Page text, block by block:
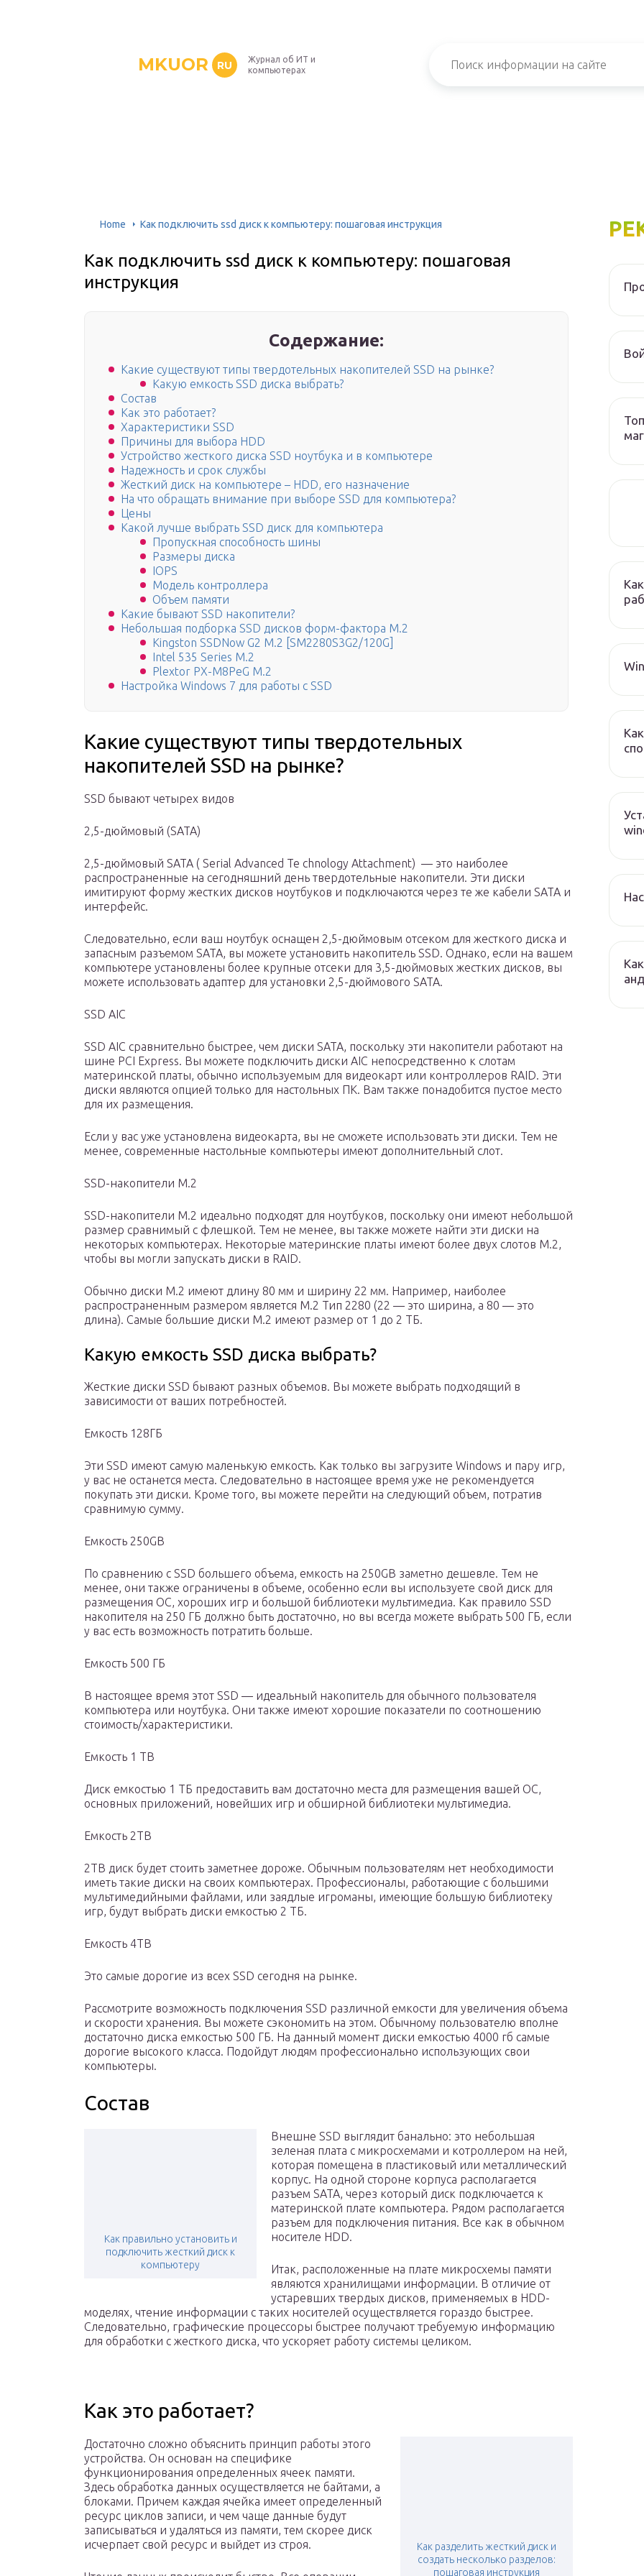
MKUOR RU
Журнал об ИТ и
компьютерах
Home Как подключить ssd диск к компьютеру: пошаговая инструкция
Как подключить ssd диск к компьютеру: пошаговая
инструкция
Содержание:
Какие существуют типы твердотельных накопителей SSD на рынке?
Какую емкость SSD диска выбрать?
Состав
Как это работает?
Характеристики SSD
Причины для выбора HDD
Устройство жесткого диска SSD ноутбука и в компьютере
Надежность и срок службы
Жесткий диск на компьютере – HDD, его назначение
На что обращать внимание при выборе SSD для компьютера?
Цены
Какой лучше выбрать SSD диск для компьютера
Пропускная способность шины
Размеры диска
IOPS
Модель контроллера
Объем памяти
Какие бывают SSD накопители?
Небольшая подборка SSD дисков форм-фактора М.2
Kingston SSDNow G2 M.2 [SM2280S3G2/120G]
Intel 535 Series M.2
Plextor PX-M8PeG M.2
Настройка Windows 7 для работы с SSD
Какие существуют типы твердотельных
накопителей SSD на рынке?
SSD бывают четырех видов
2,5-дюймовый (SATA)
2,5-дюймовый SATA ( Serial Advanced Te chnology Attachment) — это наиболее
распространенные на сегодняшний день твердотельные накопители. Эти диски
имитируют форму жестких дисков ноутбуков и подключаются через те же кабели SATA и
интерфейс.
Следовательно, если ваш ноутбук оснащен 2,5-дюймовым отсеком для жесткого диска и
запасным разъемом SATA, вы можете установить накопитель SSD. Однако, если на вашем
компьютере установлены более крупные отсеки для 3,5-дюймовых жестких дисков, вы
можете использовать адаптер для установки 2,5-дюймового SATA.
SSD AIC
SSD AIC сравнительно быстрее, чем диски SATA, поскольку эти накопители работают на
шине PCI Express. Вы можете подключить диски AIC непосредственно к слотам
материнской платы, обычно используемым для видеокарт или контроллеров RAID. Эти
диски являются опцией только для настольных ПК. Вам также понадобится пустое место
для их размещения.
Если у вас уже установлена ​​видеокарта, вы не сможете использовать эти диски. Тем не
менее, современные настольные компьютеры имеют дополнительный слот.
SSD-накопители M.2
SSD-накопители M.2 идеально подходят для ноутбуков, поскольку они имеют небольшой
размер сравнимый с флешкой. Тем не менее, вы также можете найти эти диски на
некоторых компьютерах. Некоторые материнские платы имеют более двух слотов M.2,
чтобы вы могли запускать диски в RAID.
Обычно диски M.2 имеют длину 80 мм и ширину 22 мм. Например, наиболее
распространенным размером является M.2 Тип 2280 (22 — это ширина, а 80 — это
длина). Самые большие диски M.2 имеют размер от 1 до 2 ТБ.
Какую емкость SSD диска выбрать?
Жесткие диски SSD бывают разных объемов. Вы можете выбрать подходящий в
зависимости от ваших потребностей.
Емкость 128ГБ
Эти SSD имеют самую маленькую емкость. Как только вы загрузите Windows и пару игр,
у вас не останется места. Следовательно в настоящее время уже не рекомендуется
покупать эти диски. Кроме того, вы можете перейти на следующий объем, потратив
сравнимую сумму.
Емкость 250GB
По сравнению с SSD большего объема, емкость на 250GB заметно дешевле. Тем не
менее, они также ограничены в объеме, особенно если вы используете свой диск для
размещения ОС, хороших игр и большой библиотеки мультимедиа. Как правило SSD
накопителя на 250 ГБ должно быть достаточно, но вы всегда можете выбрать 500 ГБ, если
у вас есть возможность потратить больше.
Емкость 500 ГБ
В настоящее время этот SSD — идеальный накопитель для обычного пользователя
компьютера или ноутбука. Они также имеют хорошие показатели по соотношению
стоимость/характеристики.
Емкость 1 ТВ
Диск емкостью 1 ТБ предоставить вам достаточно места для размещения вашей ОС,
основных приложений, новейших игр и обширной библиотеки мультимедиа.
Емкость 2TB
2TB диск будет стоить заметнее дороже. Обычным пользователям нет необходимости
иметь такие диски на своих компьютерах. Профессионалы, работающие с большими
мультимедийными файлами, или заядлые игроманы, имеющие большую библиотеку
игр, будут выбрать диски емкостью 2 ТБ.
Емкость 4TB
Это самые дорогие из всех SSD сегодня на рынке.
Рассмотрите возможность подключения SSD различной емкости для увеличения объема
и скорости хранения. Вы можете сэкономить на этом. Обычному пользователю вполне
достаточно диска емкостью 500 ГБ. На данный момент диски емкостью 4000 гб самые
дорогие высокого класса. Подойдут людям профессионально использующих свои
компьютеры.
Состав
Как правильно установить и
подключить жесткий диск к
компьютеру
Внешне SSD выглядит банально: это небольшая
зеленая плата с микросхемами и котроллером на ней,
которая помещена в пластиковый или металлический
корпус. На одной стороне корпуса располагается
разъем SATA, через который диск подключается к
материнской плате компьютера. Рядом располагается
разъем для подключения питания. Все как в обычном
носителе HDD.
Итак, расположенные на плате микросхемы памяти
являются хранилищами информации. В отличие от
устаревших твердых дисков, применяемых в HDD-
моделях, чтение информации с таких носителей осуществляется гораздо быстрее.
Следовательно, графические процессоры быстрее получают требуемую информацию
для обработки с жесткого диска, что ускоряет работу системы целиком.
Как это работает?
Как разделить жесткий диск и
создать несколько разделов:
пошаговая инструкция
Достаточно сложно объяснить принцип работы этого
устройства. Он основан на специфике
функционирования определенных ячеек памяти.
Здесь обработка данных осуществляется не байтами, а
блоками. Причем каждая ячейка имеет определенный
ресурс циклов записи, и чем чаще данные будут
записываться и удаляться из памяти, тем скорее диск
исчерпает свой ресурс и выйдет из строя.